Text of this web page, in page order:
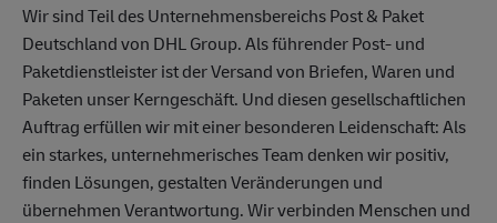
Wir sind Teil des Unternehmensbereichs Post & Paket
Deutschland von DHL Group. Als führender Post- und
Paketdienstleister ist der Versand von Briefen, Waren und
Paketen unser Kerngeschäft. Und diesen gesellschaftlichen
Auftrag erfüllen wir mit einer besonderen Leidenschaft: Als
ein starkes, unternehmerisches Team denken wir positiv,
finden Lösungen, gestalten Veränderungen und
übernehmen Verantwortung. Wir verbinden Menschen und